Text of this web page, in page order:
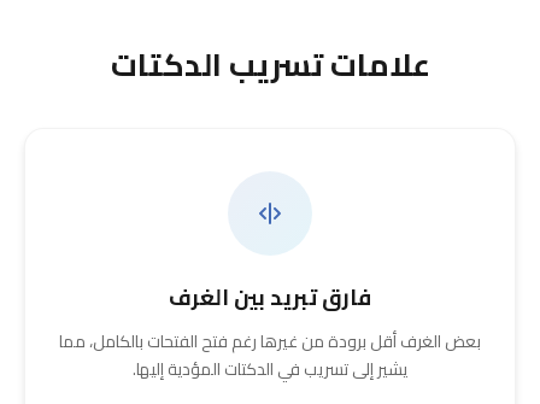
علامات تسريب الدكتات
فارق تبريد بين الغرف
بعض الغرف أقل برودة من غيرها رغم فتح الفتحات بالكامل، مما
يشير إلى تسريب في الدكتات المؤدية إليها.